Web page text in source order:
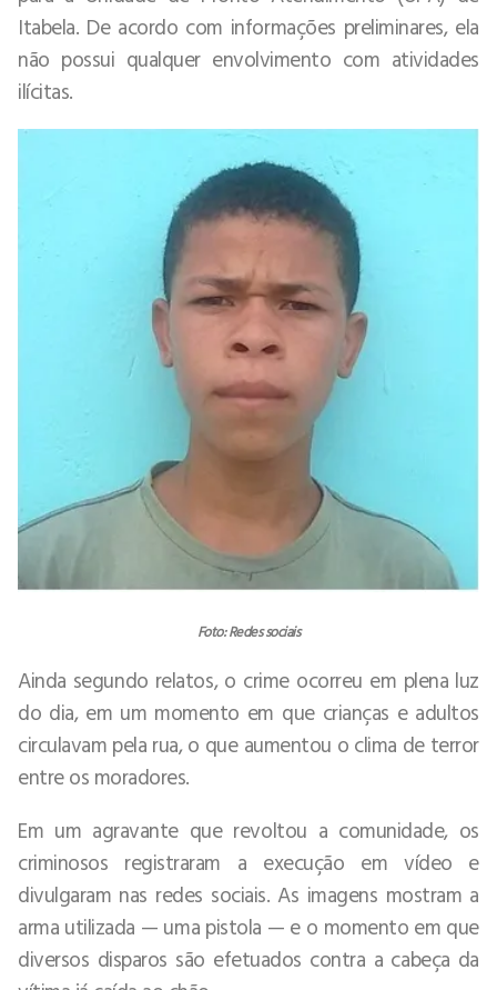
Itabela. De acordo com informações preliminares, ela
não possui qualquer envolvimento com atividades
ilícitas.
Foto: Redes sociais
Ainda segundo relatos, o crime ocorreu em plena luz
do dia, em um momento em que crianças e adultos
circulavam pela rua, o que aumentou o clima de terror
entre os moradores.
Em um agravante que revoltou a comunidade, os
criminosos registraram a execução em vídeo e
divulgaram nas redes sociais. As imagens mostram a
arma utilizada — uma pistola — e o momento em que
diversos disparos são efetuados contra a cabeça da